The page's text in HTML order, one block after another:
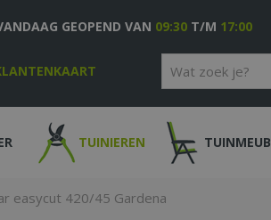
easycut 420/45 Gardena
GEOPEND VAN 09:30 T/M 17:00
TUINIEREN